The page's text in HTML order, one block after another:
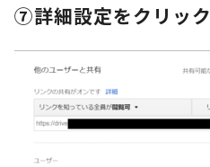
⑦詳細設定をクリック